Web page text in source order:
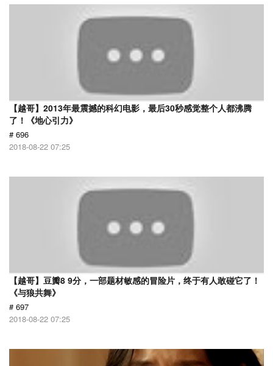
【越哥】2013年最震撼的科幻电影，最后30秒感觉整个人都沸腾
了！《地心引力》
# 696
2018-08-22 07:25
【越哥】豆瓣8 9分，一部题材敏感的冒险片，终于有人敢碰它了！
《与狼共舞》
# 697
2018-08-22 07:25